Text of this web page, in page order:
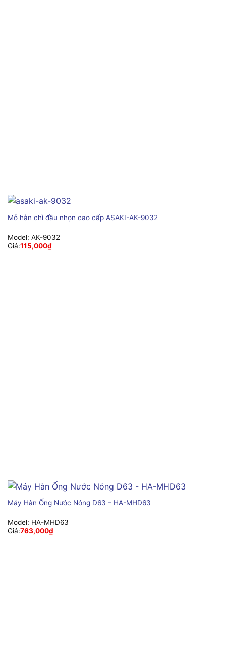
Mỏ hàn chì đầu nhọn cao cấp ASAKI-AK-9032
Model: AK-9032
Giá:115,000₫
Máy Hàn Ống Nước Nóng D63 – HA-MHD63
Model: HA-MHD63
Giá:763,000₫